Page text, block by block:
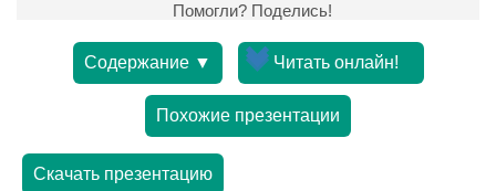
Помогли? Поделись!
Содержание ▼ Читать онлайн!
Похожие презентации
Скачать презентацию